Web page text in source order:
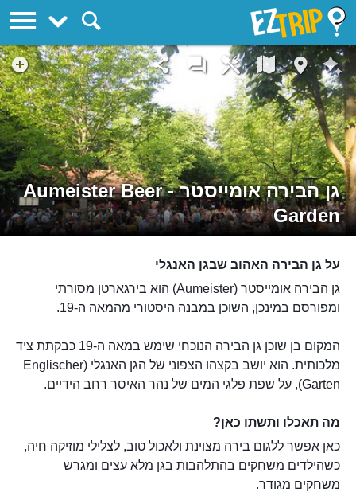
גן הבירה אומייסטר - Aumeister Beer
Garden
על גן הבירה האהוב שבגן האנגלי
גן הבירה אומייסטר (Aumeister) הוא בירגארטן מסורתי
ומפורסם במינכן, השוכן במבנה היסטורי מהמאה ה-19.
המקום בן שוכן גן הבירה הנוכחי שימש במאה ה-19 כבקתת ציד
מלכותית. הוא יושב בקצהו הצפוני של הגן האנגלי (Englischer
Garten), על שפת פלגי המים של נהר האיסר רחב הידיים.
מה תאכלו ותשתו כאן?
כאן אפשר ללגום בירה מצוינת ולאכול טוב, לצלילי מוזיקה חיה,
כשהילדים משחקים בהתלהבות בגן מלא עצים ומגרש
משחקים מגודר.
EZTrip